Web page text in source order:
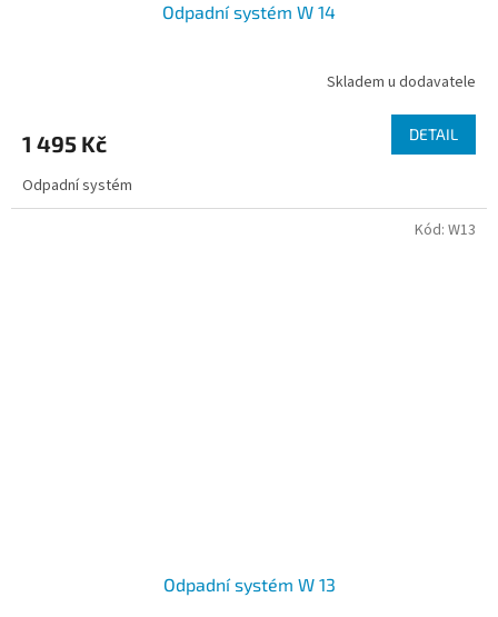
Odpadní systém W 14
Skladem u dodavatele
1 495 Kč DETAIL
Odpadní systém
Odpadní systém W 13
Kód: W13